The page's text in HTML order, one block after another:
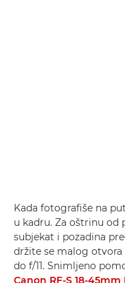
Kada fotografiše na
u kadru. Za oštrinu od
subjekat i pozadina
držite se malog
do f/11. Snimljeno
Canon RF-S 18-45mm